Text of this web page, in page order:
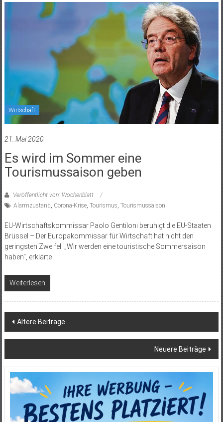
Wirtschaft
21. Mai 2020
Es wird im Sommer eine
Tourismussaison geben
Veröffentlicht von: Wochenblatt
Alarmzustand , Corona-Krise, Tourismus, Tourismussaison
EU-Wirtschaftskommissar Paolo Gentiloni beruhigt die EU-Staaten
Brüssel – Der Europakommissar für Wirtschaft hat nicht den
geringsten Zweifel: „Wir werden eine touristische Sommersaison
haben“, erklärte
Weiterlesen
Beitragsnavigation
Ältere Beiträge
Neuere Beiträge